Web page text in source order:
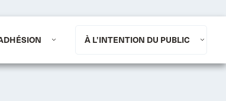
À L’INTENTION DU PUBLIC